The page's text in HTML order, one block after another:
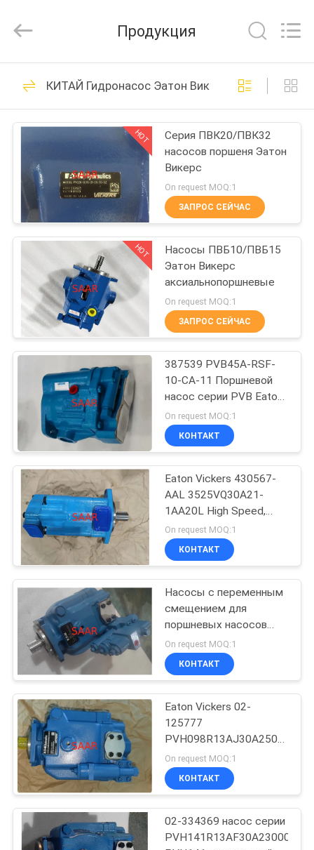
ДОМ
ПРОДУКТЫ
НАС
ПУТЕШЕСТВИЕ
ФАБРИКИ
ПРОВЕРКА
КАЧЕСТВА
СВЯЖИТЕСЬ
СПРОСИТЕ
ЦИТАТУ
КАРТА
САЙТА
PRIVACY
POLICY
Electronic
Limited.
Reserved.
Гидравлический
насос Rexroth
919
Гидравлические
клапаны Rexroth
1032
Патрон фильтра
Рексротх
Гидронасос Юкен
Водяная задвижка
Юкен
88
146
Продукция
КИТАЙ Гидронасос Эатон Викерс
HOT
Серия ПВК20/ПВК32
насосов поршеня Эатон
Викерс
On request MOQ:1
ЗАПРОС СЕЙЧАС
HOT
Насосы ПВБ10/ПВБ15
Эатон Викерс
аксиальнопоршневые
On request MOQ:1
ЗАПРОС СЕЙЧАС
387539 PVB45A-RSF-
10-CA-11 Поршневой
насос серии PVB Eaton
Vickers
On request MOQ:1
КОНТАКТ
Eaton Vickers 430567-
AAL 3525VQ30A21-
1AA20L High Speed,
High Presure Pumps
On request MOQ:1
КОНТАКТ
Насосы с переменным
смещением для
поршневых насосов
серии PVH 02-346207
On request MOQ:1
КОНТАКТ
Eaton Vickers 02-
125777
PVH серия
переменного смещения
поршневого насоса
On request MOQ:1
КОНТАКТ
02-334369 насос серии